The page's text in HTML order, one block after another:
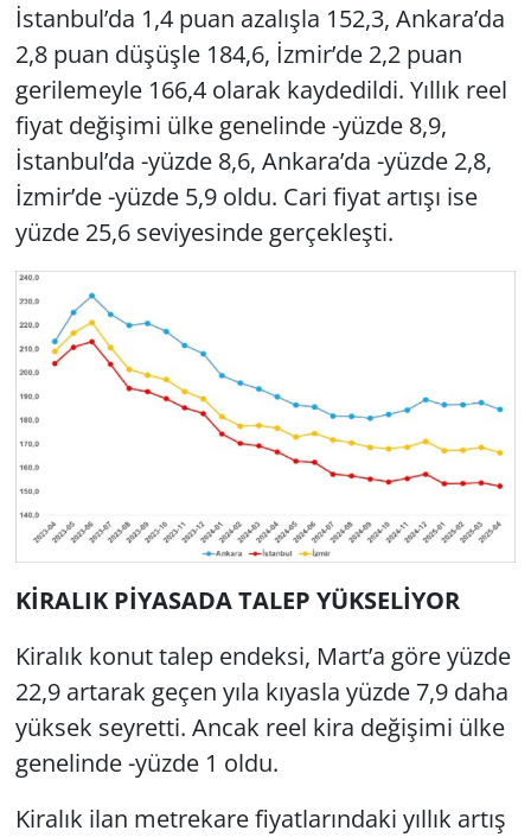
İstanbul’da 1,4 puan azalışla 152,3, Ankara’da
2,8 puan düşüşle 184,6, İzmir’de 2,2 puan
gerilemeyle 166,4 olarak kaydedildi. Yıllık reel
fiyat değişimi ülke genelinde -yüzde 8,9,
İstanbul’da -yüzde 8,6, Ankara’da -yüzde 2,8,
İzmir’de -yüzde 5,9 oldu. Cari fiyat artışı ise
yüzde 25,6 seviyesinde gerçekleşti.
KİRALIK PİYASADA TALEP YÜKSELİYOR
Kiralık konut talep endeksi, Mart’a göre yüzde
22,9 artarak geçen yıla kıyasla yüzde 7,9 daha
yüksek seyretti. Ancak reel kira değişimi ülke
genelinde -yüzde 1 oldu.
Kiralık ilan metrekare fiyatlarındaki yıllık artış